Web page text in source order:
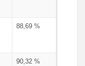
88,69 %
90,32 %